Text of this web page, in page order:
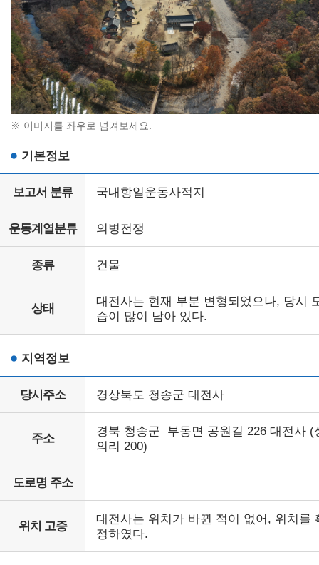
※ 이미지를 좌우로 넘겨보세요.
기본정보
보고서 분류 국내항일운동사적지
운동계열분류 의병전쟁
종류 건물
상태
대전사는 현재 부분 변형되었으나, 당시
습이 많이 남아 있다.
지역정보
당시주소 경상북도 청송군 대전사
주소
경북 청송군 부동면 공원길 226 대전사 (
의리 200)
도로명 주소
위치 고증
대전사는 위치가 바뀐 적이 없어, 위치를
정하였다.